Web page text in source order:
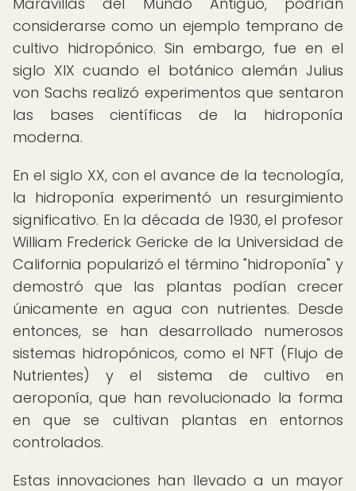
considerarse como un ejemplo temprano de
cultivo hidropónico. Sin embargo, fue en el
siglo XIX cuando el botánico alemán Julius
von Sachs realizó experimentos que sentaron
las bases científicas de la hidroponía
moderna.
En el siglo XX, con el avance de la tecnología,
la hidroponía experimentó un resurgimiento
significativo. En la década de 1930, el profesor
William Frederick Gericke de la Universidad de
California popularizó el término "hidroponía" y
demostró que las plantas podían crecer
únicamente en agua con nutrientes. Desde
entonces, se han desarrollado numerosos
sistemas hidropónicos, como el NFT (Flujo de
Nutrientes) y el sistema de cultivo en
aeroponía, que han revolucionado la forma
en que se cultivan plantas en entornos
controlados.
Estas innovaciones han llevado a un mayor